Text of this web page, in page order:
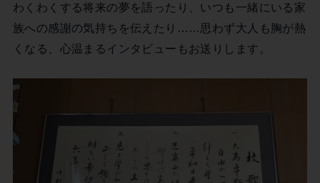
わくわくする将来の夢を語ったり、いつも一緒にいる家
族への感謝の気持ちを伝えたり……思わず大人も胸が熱
くなる、心温まるインタビューもお送りします。